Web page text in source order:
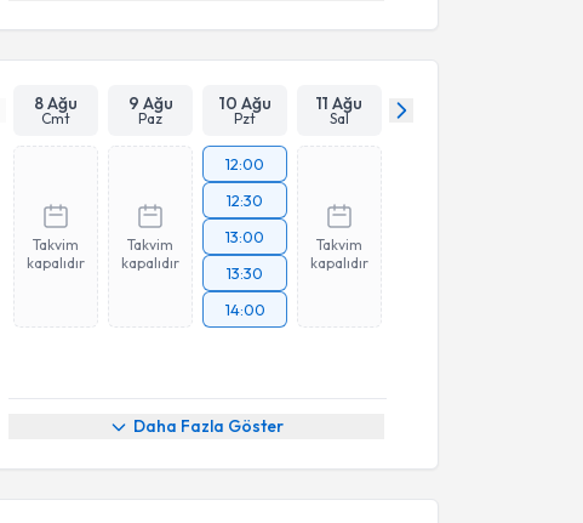
8 Ağu
Cmt
9 Ağu
Paz
10 Ağu
Pzt
11 Ağu
Sal
Takvim
kapalıdır
Takvim
kapalıdır
12:00
12:30
13:00
13:30
14:00
Takvim
kapalıdır
Daha Fazla Göster